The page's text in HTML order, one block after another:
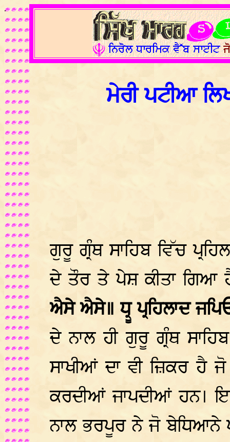
.
ਮੇਰੀ ਪਟੀਆ
ਗੁਰੂ ਗ੍ਰੰਥ ਸਾਹਿਬ ਵਿੱਚ
ਦੇ ਤੌਰ ਤੇ ਪੇਸ਼ ਕੀਤਾ ਗਿਆ
ਐਸੇ ਐਸੇ॥ ਧ੍ਰੂ ਪ੍ਰਹਿਲਾਦ
ਦੇ ਨਾਲ ਹੀ ਗੁਰੂ ਗ੍ਰੰਥ
ਸਾਖੀਆਂ ਦਾ ਵੀ ਜ਼ਿਕਰ ਹੈ
ਕਰਦੀਆਂ ਜਾਪਦੀਆਂ ਹਨ।
ਨਾਲ ਭਰਪੂਰ ਨੇ ਜੋ ਬੇਧਿਆਨੇ